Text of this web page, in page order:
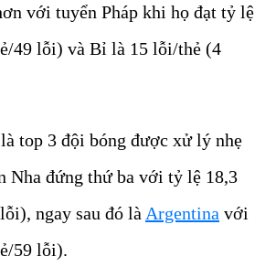
với tuyển Pháp khi họ đạt tỷ lệ
49 lỗi) và Bỉ là 15 lỗi/thẻ (4
top 3 đội bóng được xử lý nhẹ
Nha đứng thứ ba với tỷ lệ 18,3
ngay sau đó là Argentina với
59 lỗi).